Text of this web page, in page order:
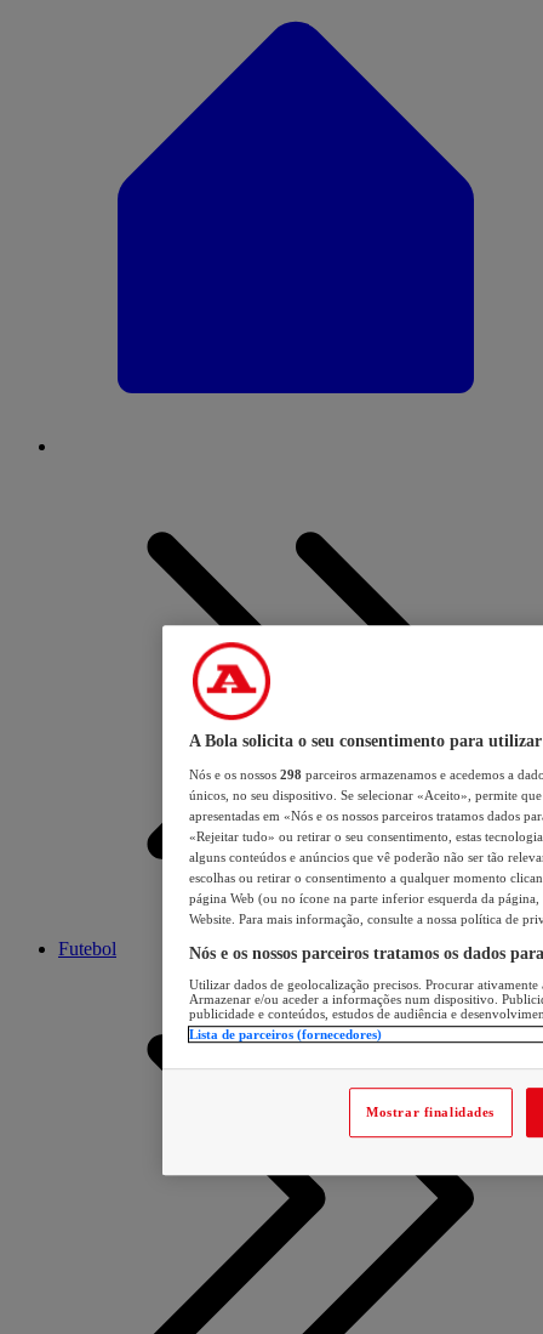
Futebol
A Bola solicita o seu consentimento para utilizar
Nós e os nossos 298 parceiros armazenamos e acedemos a
únicos, no seu dispositivo. Se selecionar «Aceito», permite
apresentadas em «Nós e os nossos parceiros tratamos dados
«Rejeitar tudo» ou retirar o seu consentimento, estas
alguns conteúdos e anúncios que vê poderão não ser tão
escolhas ou retirar o consentimento a qualquer momento
página Web (ou no ícone na parte inferior esquerda da página,
Website. Para mais informação, consulte a nossa política de
Nós e os nossos parceiros tratamos os dados
Utilizar dados de geolocalização precisos. Procurar
Armazenar e/ou aceder a informações num dispositivo.
publicidade e conteúdos, estudos de audiência e
Lista de parceiros (fornecedores)
Mostrar finalidades